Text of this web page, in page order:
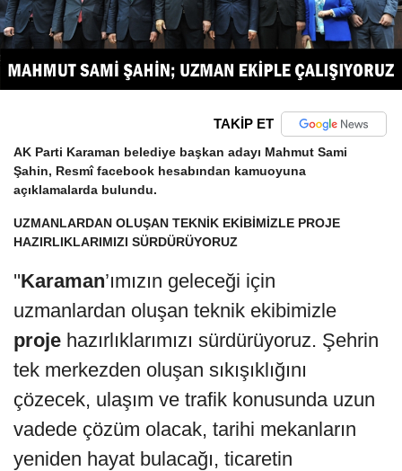
TAKİP ET
AK Parti Karaman belediye başkan adayı Mahmut Sami
Şahin, Resmî facebook hesabından kamuoyuna
açıklamalarda bulundu.
UZMANLARDAN OLUŞAN TEKNİK EKİBİMİZLE PROJE
HAZIRLIKLARIMIZI SÜRDÜRÜYORUZ
''Karaman’ımızın geleceği için
uzmanlardan oluşan teknik ekibimizle
proje hazırlıklarımızı sürdürüyoruz. Şehrin
tek merkezden oluşan sıkışıklığını
çözecek, ulaşım ve trafik konusunda uzun
vadede çözüm olacak, tarihi mekanların
yeniden hayat bulacağı, ticaretin